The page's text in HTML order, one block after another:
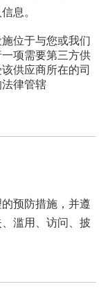
息。
位于与您或我们
项需要第三方供
供应商所在的司
律管辖
预防措施，并遵
滥用、访问、披